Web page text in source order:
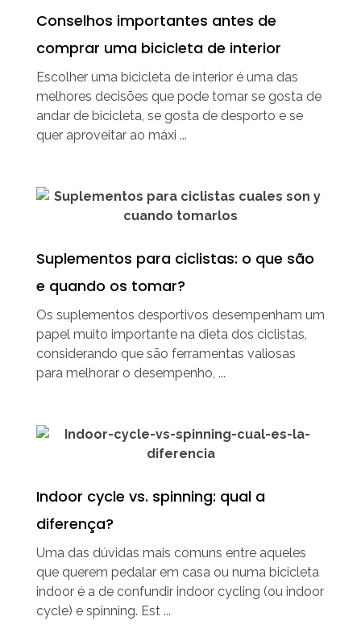
Conselhos importantes antes de
comprar uma bicicleta de interior
Escolher uma bicicleta de interior é uma das
melhores decisões que pode tomar se gosta de
andar de bicicleta, se gosta de desporto e se
quer aproveitar ao máxi ...
Suplementos para ciclistas: o que são
e quando os tomar?
Os suplementos desportivos desempenham um
papel muito importante na dieta dos ciclistas,
considerando que são ferramentas valiosas
para melhorar o desempenho, ...
Indoor cycle vs. spinning: qual a
diferença?
Uma das dúvidas mais comuns entre aqueles
que querem pedalar em casa ou numa bicicleta
indoor é a de confundir indoor cycling (ou indoor
cycle) e spinning. Est ...